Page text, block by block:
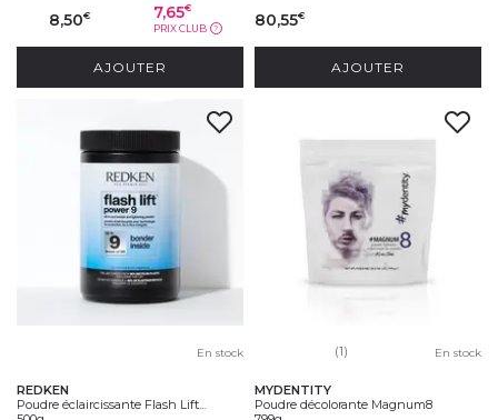
8,50€ 7,65€
PRIX CLUB ?
AJOUTER
80,55€
AJOUTER
En stock
REDKEN
Poudre éclaircissante Flash Lift...
(1) En stock
MYDENTITY
Poudre décolorante Magnum8